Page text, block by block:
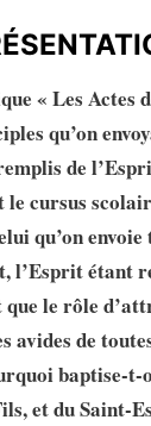
« Les Actes
qu’on
de
le cursus
qu’on
l’Esprit étant
le rôle
avides de
baptise-t-
et du Saint-